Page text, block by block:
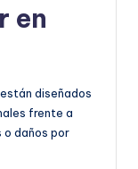
en
diseñados
frente a
o daños por